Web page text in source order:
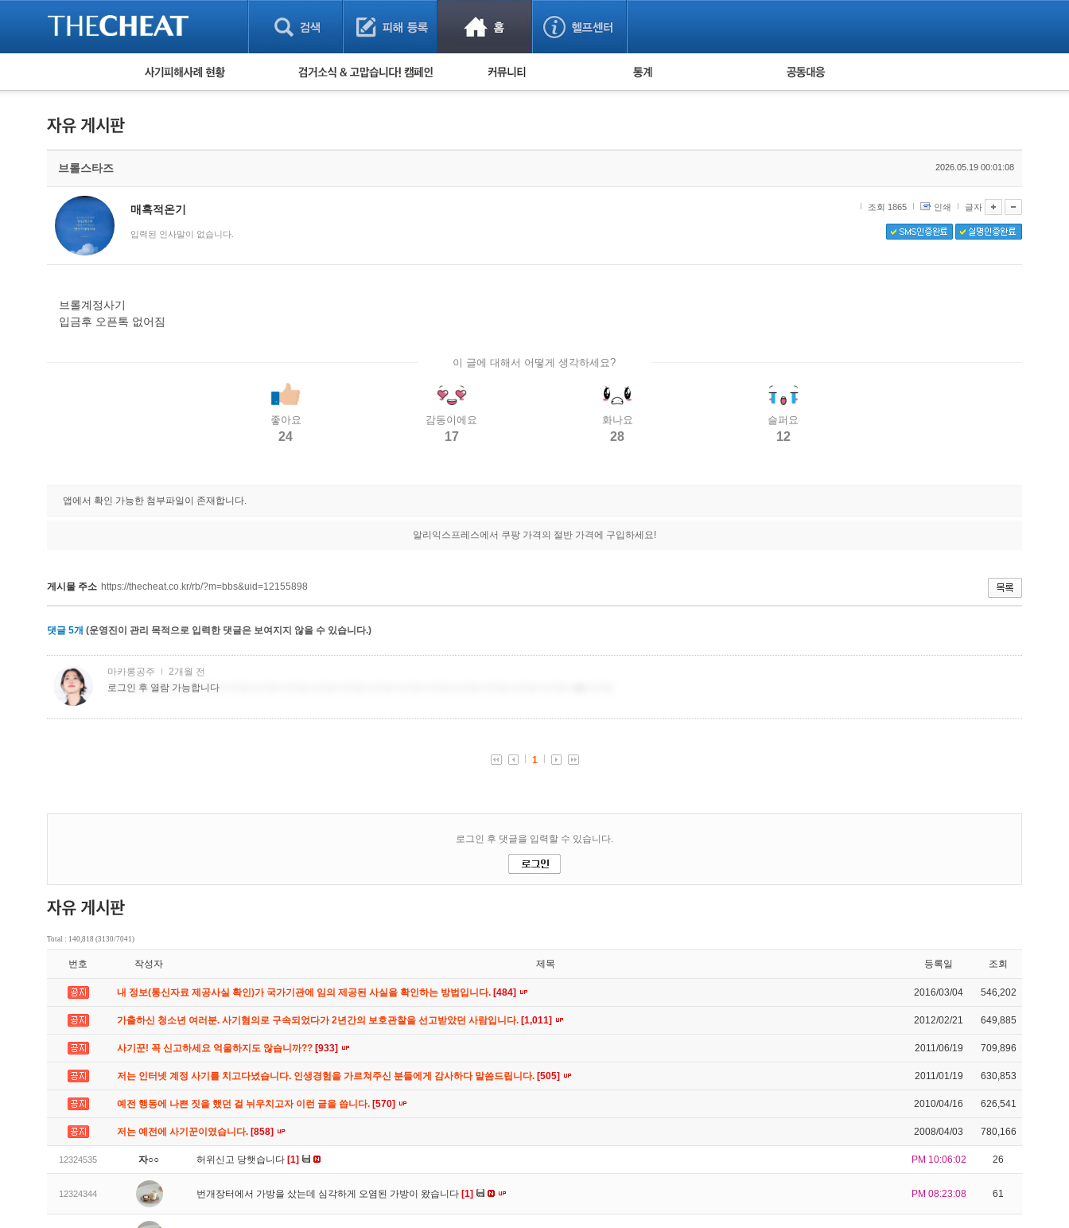
피해사례 현황
유해사이트 목록
비공개 피해사례
워킹홀리데이 피해사례
검거 소식 사기 예방했어요! 누적 피해사례 통계 피해자 공동대응
브롤스타즈 2026.05.19 00:01:08
매혹적온기
입력된 인사말이 없습니다.
조회 1865 인쇄 글자
브롤계정사기
입금후 오픈톡 없어짐
이 글에 대해서 어떻게 생각하세요?
좋아요
24
감동이에요
17
화나요
28
슬퍼요
12
앱에서 확인 가능한 첨부파일이 존재합니다.
알리익스프레스에서 쿠팡 가격의 절반 가격에 구입하세요!
게시물 주소 https://thecheat.co.kr/rb/?m=bbs&uid=12155898
댓글 5개 (운영진이 관리 목적으로 입력한 댓글은 보여지지 않을 수 있습니다.)
Total : 140,818 (3130/7041)
번호 작성자 제목 등록일 조회
내 정보(통신자료 제공사실 확인)가 국가기관에 임의 제공된 사실을 확인하는 방법입니다. [484] 2016/03/04 546,202
가출하신 청소년 여러분. 사기혐의로 구속되었다가 2년간의 보호관찰을 선고받았던 사람입니다. [1,011] 2012/02/21 649,885
사기꾼! 꼭 신고하세요 억울하지도 않습니까?? [933] 2011/06/19 709,896
저는 인터넷 계정 사기를 치고다녔습니다. 인생경험을 가르쳐주신 분들에게 감사하다 말씀드립니다. [505] 2011/01/19 630,853
예전 행동에 나쁜 짓을 했던 걸 뉘우치고자 이런 글을 씁니다. [570] 2010/04/16 626,541
저는 예전에 사기꾼이였습니다. [858] 2008/04/03 780,166
12324535 자○○ 허위신고 당햇습니다 [1] PM 10:06:02 26
12324344 번개장터에서 가방을 샀는데 심각하게 오염된 가방이 왔습니다 [1] PM 08:23:08 61